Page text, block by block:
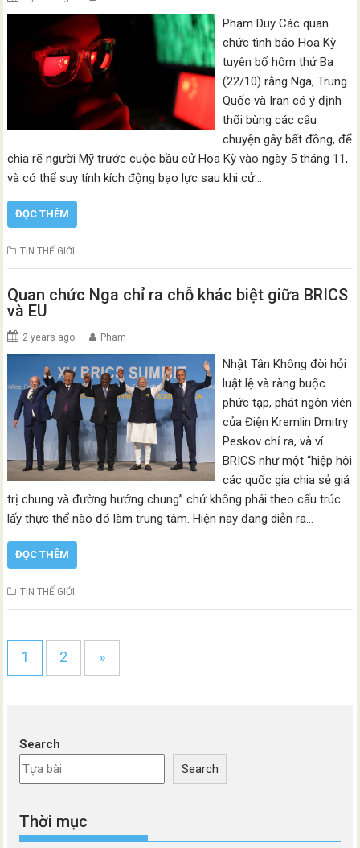
Phạm Duy Các quan
chức tình báo Hoa Kỳ
tuyên bố hôm thứ Ba
(22/10) rằng Nga, Trung
Quốc và Iran có ý định
thổi bùng các câu
chuyện gây bất đồng, để
chia rẽ người Mỹ trước cuộc bầu cử Hoa Kỳ vào ngày 5 tháng 11,
và có thể suy tính kích động bạo lực sau khi cử…
ĐỌC THÊM
TIN THẾ GIỚI
Quan chức Nga chỉ ra chỗ khác biệt giữa BRICS
và EU
2 years ago Pham
Nhật Tân Không đòi hỏi
luật lệ và ràng buộc
phức tạp, phát ngôn viên
của Điện Kremlin Dmitry
Peskov chỉ ra, và ví
BRICS như một “hiệp hội
các quốc gia chia sẻ giá
trị chung và đường hướng chung” chứ không phải theo cấu trúc
lấy thực thể nào đó làm trung tâm. Hiện nay đang diễn ra…
ĐỌC THÊM
TIN THẾ GIỚI
1 2 »
Search
Search
Thời mục